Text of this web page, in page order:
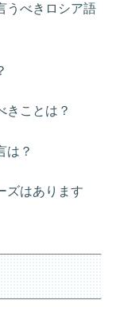
うべきロシア語
きことは？
は？
ズはあります